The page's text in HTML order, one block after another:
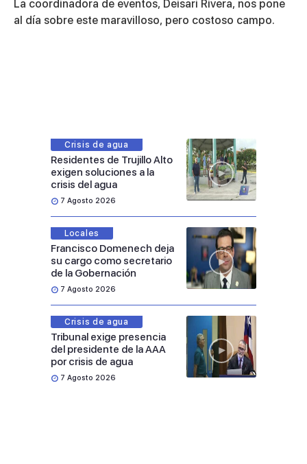
5
minutes,
La coordinadora de eventos, Deisari Rivera, nos pone
al día sobre este maravilloso, pero costoso campo.
Crisis de agua
Residentes de Trujillo Alto
exigen soluciones a la
crisis del agua
7 Agosto 2026
Locales
Francisco Domenech deja
su cargo como secretario
de la Gobernación
7 Agosto 2026
Crisis de agua
Tribunal exige presencia
del presidente de la AAA
por crisis de agua
7 Agosto 2026